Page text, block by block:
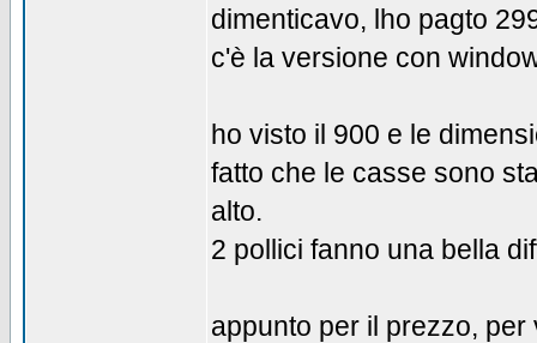
dimenticavo, lho pagto
c'è la versione con
ho visto il 900 e le
fatto che le casse sono
alto.
2 pollici fanno una bella
appunto per il prezzo,